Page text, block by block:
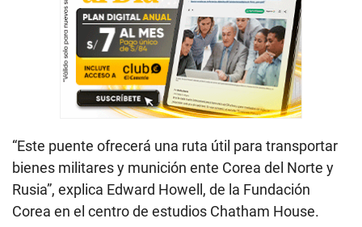
“Este puente ofrecerá una ruta útil para transportar
bienes militares y munición ente Corea del Norte y
Rusia”, explica Edward Howell, de la Fundación
Corea en el centro de estudios Chatham House.